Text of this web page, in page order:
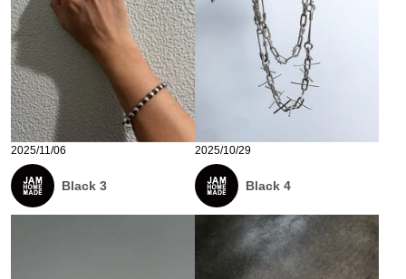
2025/11/06
Black 3
2025/10/29
Black 4